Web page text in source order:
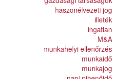
haszonélvezeti jog
illeték
ingatlan
M&A
munkahelyi ellenőrzés
munkaidő
munkajog